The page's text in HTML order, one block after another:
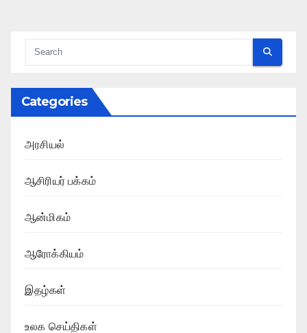
Categories
அரசியல்
ஆசிரியர் பக்கம்
ஆன்மிகம்
ஆரோக்கியம்
இதழ்கள்
உலக செய்திகள்